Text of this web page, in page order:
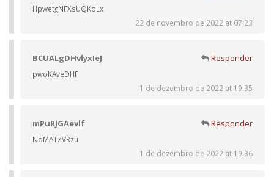
HpwetgNFXsUQKoLx
22 de novembro de 2022 at 07:23
BCUALgDHvlyxIeJ Responder
pwoKAveDHF
1 de dezembro de 2022 at 19:35
mPuRJGAevlf Responder
NoMATZVRzu
1 de dezembro de 2022 at 19:36